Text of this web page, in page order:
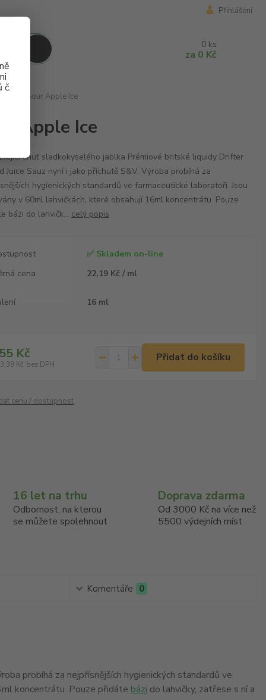
č.
Přihlášení
0 ks
za 0 Kč
16ml Sour Apple Ice
Apple Ice
chuť sladkokyselého jablka Prémiové britské liquidy Drifter
Juice Sauz nyní i jako příchutě S&V. Výroba probíhá za
hygienických standardů ve farmaceutické laboratoři. Jsou
v 60ml lahvičkách, které obsahují 16ml koncentrátu. Pouze
bázi do lahvičk... celý popis
✅ Skladem on-line
cena
22,19 Kč / ml
16 ml
Kč
Kč bez DPH
Přidat do košíku
cenu / dostupnost
16 let na trhu
Odbornost, na kterou
se můžete spolehnout
Doprava zdarma
Od 3000 Kč na více než
5500 výdejních míst
Komentáře 0
probíhá za nejpřísnějších hygienických standardů ve
koncentrátu. Pouze přidáte bázi do lahvičky, zatřese s ní a